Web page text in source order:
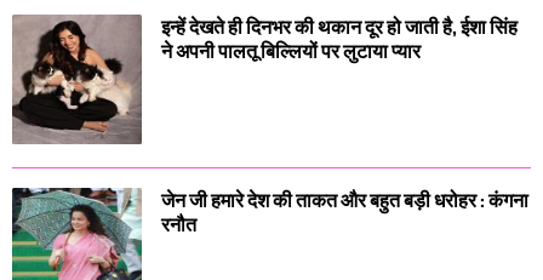
इन्हें देखते ही दिनभर की थकान दूर हो जाती है, ईशा सिंह
ने अपनी पालतू बिल्लियों पर लुटाया प्यार
जेन जी हमारे देश की ताकत और बहुत बड़ी धरोहर : कंगना
रनौत